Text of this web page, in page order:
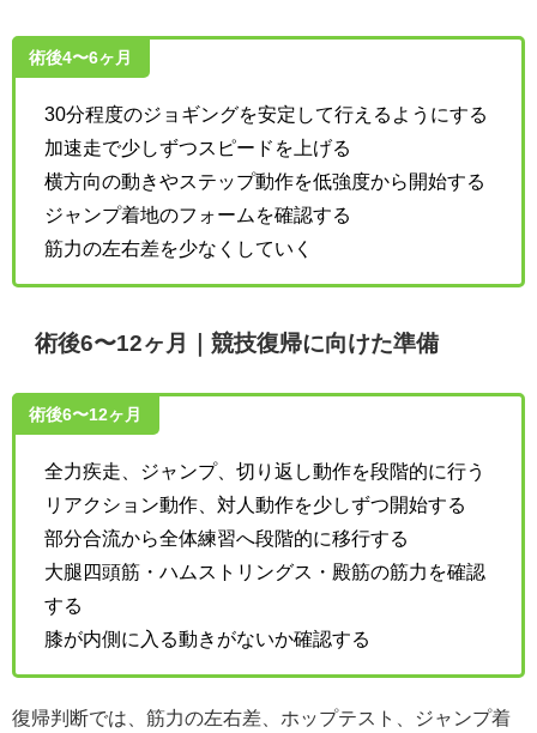
術後4〜6ヶ月
30分程度のジョギングを安定して行えるようにする
加速走で少しずつスピードを上げる
横方向の動きやステップ動作を低強度から開始する
ジャンプ着地のフォームを確認する
筋力の左右差を少なくしていく
術後6〜12ヶ月｜競技復帰に向けた準備
術後6〜12ヶ月
全力疾走、ジャンプ、切り返し動作を段階的に行う
リアクション動作、対人動作を少しずつ開始する
部分合流から全体練習へ段階的に移行する
大腿四頭筋・ハムストリングス・殿筋の筋力を確認
する
膝が内側に入る動きがないか確認する
復帰判断では、筋力の左右差、ホップテスト、ジャンプ着